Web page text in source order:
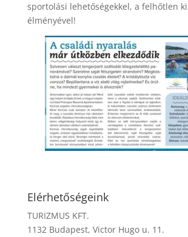
sportolási lehetőségekkel, a felhőtlen
élményével!
Elérhetőségeink
TURIZMUS KFT.
1132 Budapest, Victor Hugo u. 11.